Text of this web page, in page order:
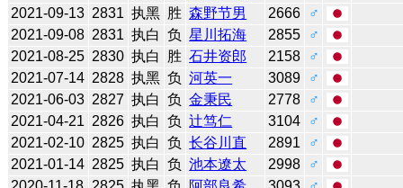
2021-09-13 2831 执黑 胜 森野节男 2666
♂
2021-09-08 2831 执白 负 星川拓海 2855
♂
2021-08-25 2830 执白 胜 石井资郎 2158
♂
2021-07-14 2828 执黑 负 河英一 3089
♂
2021-06-03 2827 执白 负 金秉民 2778
♂
2021-04-21 2826 执白 负 辻笃仁 3104
♂
2021-02-10 2825 执白 负 长谷川直 2891
♂
2021-01-14 2825 执白 负 池本遼太 2998
♂